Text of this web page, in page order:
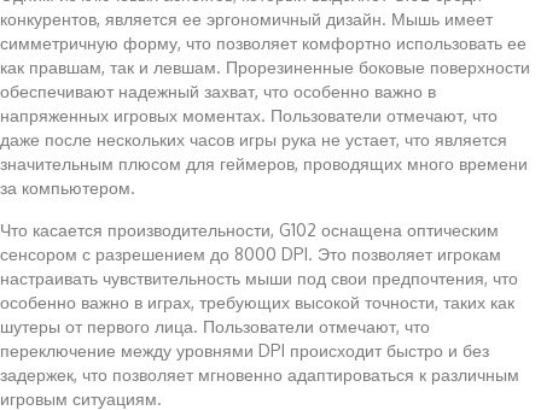
конкурентов, является ее эргономичный дизайн. Мышь имеет
симметричную форму, что позволяет комфортно использовать ее
как правшам, так и левшам. Прорезиненные боковые поверхности
обеспечивают надежный захват, что особенно важно в
напряженных игровых моментах. Пользователи отмечают, что
даже после нескольких часов игры рука не устает, что является
значительным плюсом для геймеров, проводящих много времени
за компьютером.
Что касается производительности, G102 оснащена оптическим
сенсором с разрешением до 8000 DPI. Это позволяет игрокам
настраивать чувствительность мыши под свои предпочтения, что
особенно важно в играх, требующих высокой точности, таких как
шутеры от первого лица. Пользователи отмечают, что
переключение между уровнями DPI происходит быстро и без
задержек, что позволяет мгновенно адаптироваться к различным
игровым ситуациям.